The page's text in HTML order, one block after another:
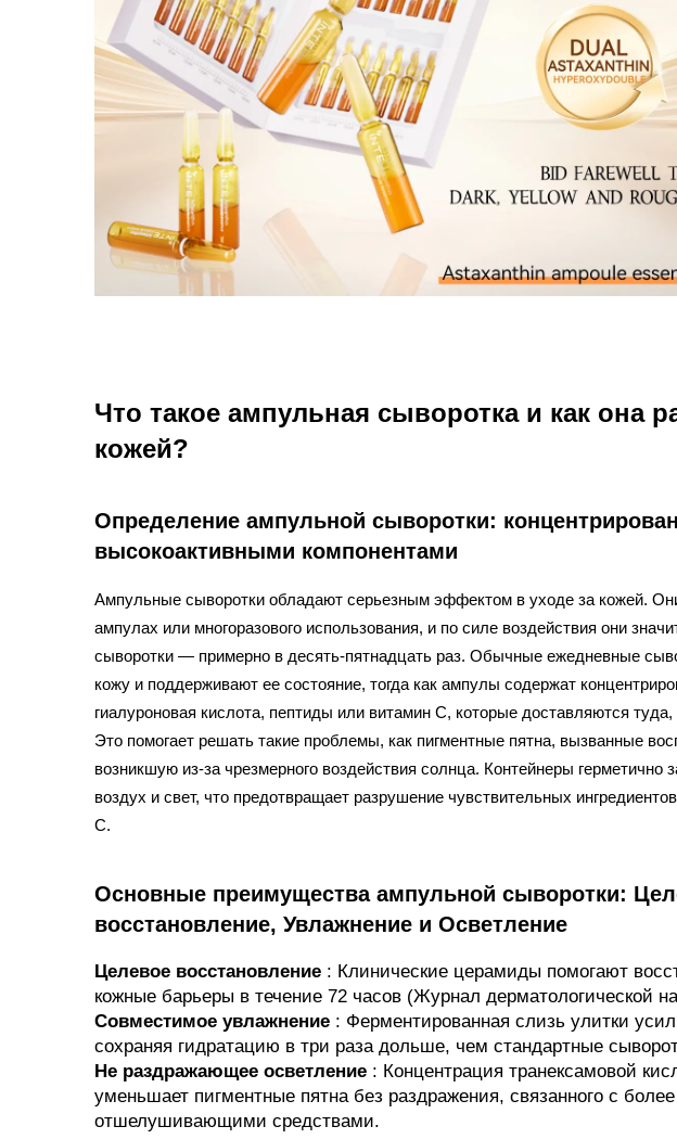
Что такое ампульная сыворотка и как она
кожей?
Определение ампульной сыворотки:
высокоактивными компонентами
Ампульные сыворотки обладают серьезным эффектом в уходе за кожей.
ампулах или многоразового использования, и по силе воздействия они
сыворотки — примерно в десять-пятнадцать раз. Обычные ежедневные
кожу и поддерживают ее состояние, тогда как ампулы содержат
гиалуроновая кислота, пептиды или витамин С, которые доставляются
Это помогает решать такие проблемы, как пигментные пятна, вызванные
возникшую из-за чрезмерного воздействия солнца. Контейнеры герметично
воздух и свет, что предотвращает разрушение чувствительных
С.
Основные преимущества ампульной сыворотки:
восстановление, Увлажнение и Осветление
Целевое восстановление : Клинические церамиды помогают
кожные барьеры в течение 72 часов (Журнал дерматологической
Совместимое увлажнение : Ферментированная слизь улитки
сохраняя гидратацию в три раза дольше, чем стандартные
Не раздражающее осветление : Концентрация транексамовой
уменьшает пигментные пятна без раздражения, связанного с
отшелушивающими средствами.